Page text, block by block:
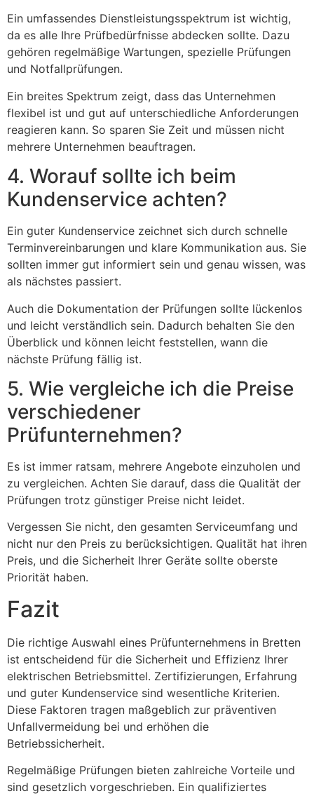
Ein umfassendes Dienstleistungsspektrum ist wichtig,
da es alle Ihre Prüfbedürfnisse abdecken sollte. Dazu
gehören regelmäßige Wartungen, spezielle Prüfungen
und Notfallprüfungen.
Ein breites Spektrum zeigt, dass das Unternehmen
flexibel ist und gut auf unterschiedliche Anforderungen
reagieren kann. So sparen Sie Zeit und müssen nicht
mehrere Unternehmen beauftragen.
4. Worauf sollte ich beim
Kundenservice achten?
Ein guter Kundenservice zeichnet sich durch schnelle
Terminvereinbarungen und klare Kommunikation aus. Sie
sollten immer gut informiert sein und genau wissen, was
als nächstes passiert.
Auch die Dokumentation der Prüfungen sollte lückenlos
und leicht verständlich sein. Dadurch behalten Sie den
Überblick und können leicht feststellen, wann die
nächste Prüfung fällig ist.
5. Wie vergleiche ich die Preise
verschiedener
Prüfunternehmen?
Es ist immer ratsam, mehrere Angebote einzuholen und
zu vergleichen. Achten Sie darauf, dass die Qualität der
Prüfungen trotz günstiger Preise nicht leidet.
Vergessen Sie nicht, den gesamten Serviceumfang und
nicht nur den Preis zu berücksichtigen. Qualität hat ihren
Preis, und die Sicherheit Ihrer Geräte sollte oberste
Priorität haben.
Fazit
Die richtige Auswahl eines Prüfunternehmens in Bretten
ist entscheidend für die Sicherheit und Effizienz Ihrer
elektrischen Betriebsmittel. Zertifizierungen, Erfahrung
und guter Kundenservice sind wesentliche Kriterien.
Diese Faktoren tragen maßgeblich zur präventiven
Unfallvermeidung bei und erhöhen die
Betriebssicherheit.
Regelmäßige Prüfungen bieten zahlreiche Vorteile und
sind gesetzlich vorgeschrieben. Ein qualifiziertes